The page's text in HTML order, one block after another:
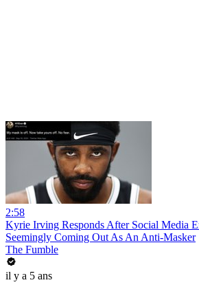
2:58
Kyrie Irving Responds After Social Media
Seemingly Coming Out As An Anti-Masker
The Fumble
il y a 5 ans